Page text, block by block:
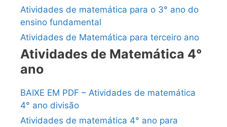
Atividades de matemática para o 3° ano do
ensino fundamental
Atividades de Matemática para terceiro ano
Atividades de Matemática 4°
ano
BAIXE EM PDF – Atividades de matemática
4° ano divisão
Atividades de matemática 4° ano para